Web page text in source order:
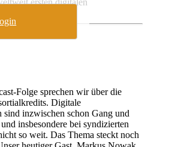
ersten digitalen
Folge sprechen wir über die
Digitale
sind inzwischen schon Gang und
insbesondere bei syndizierten
so weit. Das Thema steckt noch